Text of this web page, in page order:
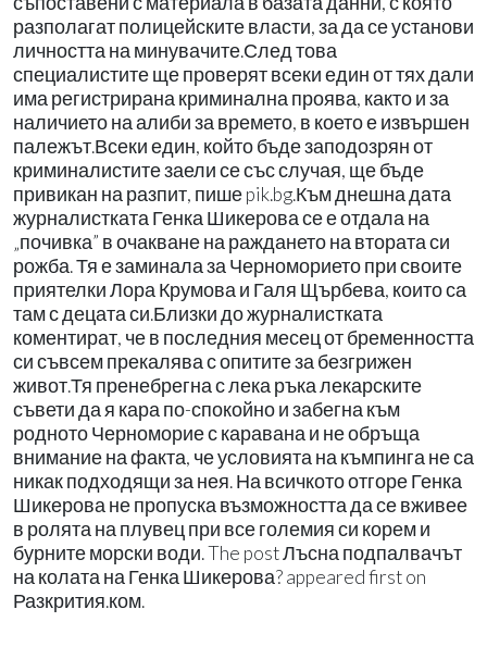
разполагат полицейските власти, за да се установи
личността на минувачите.След това
специалистите ще проверят всеки един от тях дали
има регистрирана криминална проява, както и за
наличието на алиби за времето, в което е извършен
палежът.Всеки един, който бъде заподозрян от
криминалистите заели се със случая, ще бъде
привикан на разпит, пише pik.bg.Към днешна дата
журналистката Генка Шикерова се е отдала на
„почивка” в очакване на раждането на втората си
рожба. Тя е заминала за Черноморието при своите
приятелки Лора Крумова и Галя Щърбева, които са
там с децата си.Близки до журналистката
коментират, че в последния месец от бременността
си съвсем прекалява с опитите за безгрижен
живот.Тя пренебрегна с лека ръка лекарските
съвети да я кара по-спокойно и забегна към
родното Черноморие с каравана и не обръща
внимание на факта, че условията на къмпинга не са
никак подходящи за нея. На всичкото отгоре Генка
Шикерова не пропуска възможността да се вживее
в ролята на плувец при все големия си корем и
бурните морски води. The post Лъсна подпалвачът
на колата на Генка Шикерова? appeared first on
Разкрития.ком.